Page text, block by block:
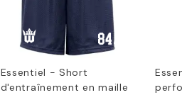
Essentiel - Short
d'entraînement en maille